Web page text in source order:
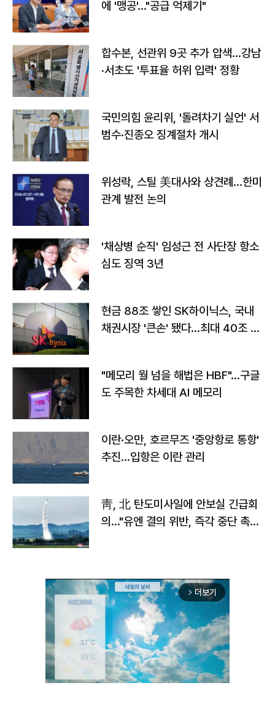
에 '맹공'…"공급 억제기"
합수본, 선관위 9곳 추가 압색…강남
·서초도 '투표율 허위 입력' 정황
국민의힘 윤리위, '돌려차기 실언' 서
범수·진종오 징계절차 개시
위성락, 스틸 美대사와 상견례…한미
관계 발전 논의
'채상병 순직' 임성근 전 사단장 항소
심도 징역 3년
현금 88조 쌓인 SK하이닉스, 국내
채권시장 '큰손' 됐다…최대 40조 투
"메모리 월 넘을 해법은 HBF"…구글
도 주목한 차세대 AI 메모리
이란·오만, 호르무즈 '중앙항로 통항'
추진…입항은 이란 관리
靑, 北 탄도미사일에 안보실 긴급회
의…"유엔 결의 위반, 즉각 중단 촉
arrow_forward_ios 더보기